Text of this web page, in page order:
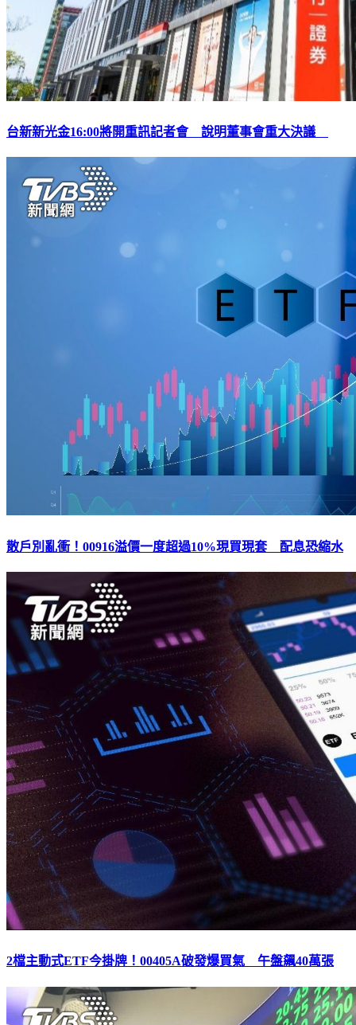
台新新光金16:00將開重訊記者會 說明董事會重大決議
散戶別亂衝！00916溢價一度超過10%現買現套 配息恐縮水
2檔主動式ETF今掛牌！00405A破發爆買氣 午盤飆40萬張